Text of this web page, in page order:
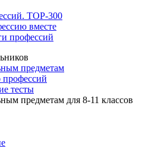
TOP-300
вместе
профессий
предметам
тесты
предметам для 8-11 классов